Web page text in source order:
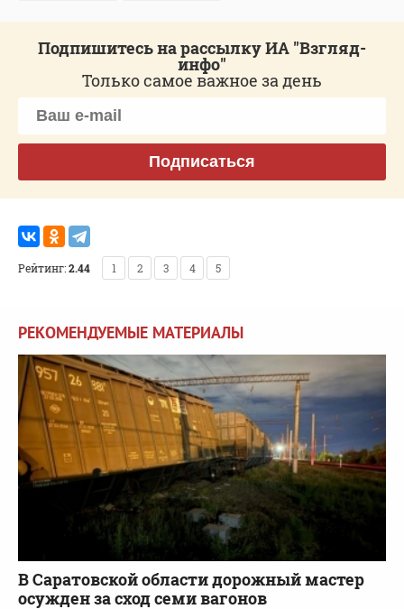
Подпишитесь на рассылку ИА "Взгляд-
инфо"
Только самое важное за день
Подписаться
Рейтинг:2.44 1 2 3 4 5
РЕКОМЕНДУЕМЫЕ МАТЕРИАЛЫ
В Саратовской области дорожный мастер
осужден за сход семи вагонов